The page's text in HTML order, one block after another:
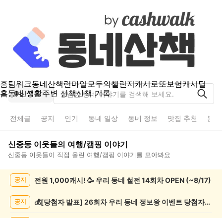
홈팀워크동네산책런마일모두의챌린지캐시로또보험캐시딜
홈동네 생활주변 산책산책 기록
신중동
전체글 공지 인기 동네 일상 동네 정보 맛집 추천 분
신중동 이웃들의 여행/캠핑 이야기
신중동 이웃들이 직접 올린 여행/캠핑 이야기를 모아봐요
공지 전원 1,000캐시! 🥳 우리 동네 썰전 14회차 OPEN (~8/17)
공지 💰[당첨자 발표] 26회차 우리 동네 정보왕 이벤트 당첨자를 발표합니다!